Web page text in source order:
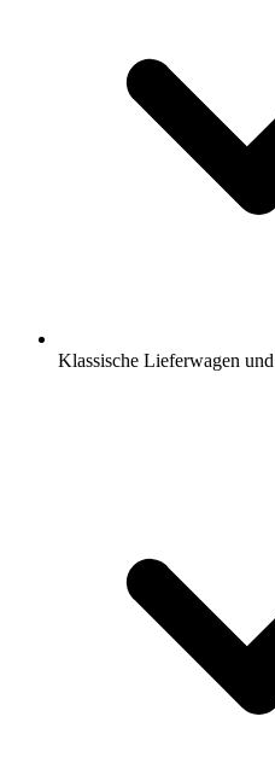
Klassische Lieferwagen